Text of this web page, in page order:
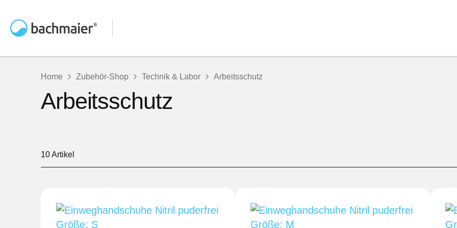
Home Zubehör-Shop Technik & Labor Arbeitsschutz
Arbeitsschutz
10Artikel